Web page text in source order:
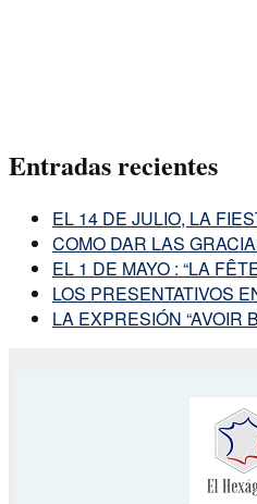
Entradas recientes
EL 14 DE JULIO, LA
COMO DAR LAS
EL 1 DE MAYO : “LA
LOS PRESENTATIVOS
LA EXPRESIÓN “AVOIR